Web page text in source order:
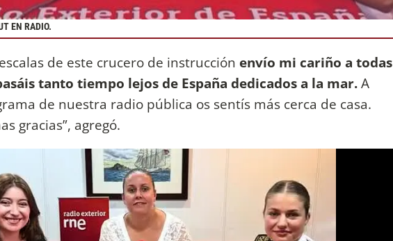
EN RADIO.
de este crucero de instrucción envío mi cariño a todas
tanto tiempo lejos de España dedicados a la mar.A
de nuestra radio pública os sentís más cerca de casa.
gracias”, agregó.